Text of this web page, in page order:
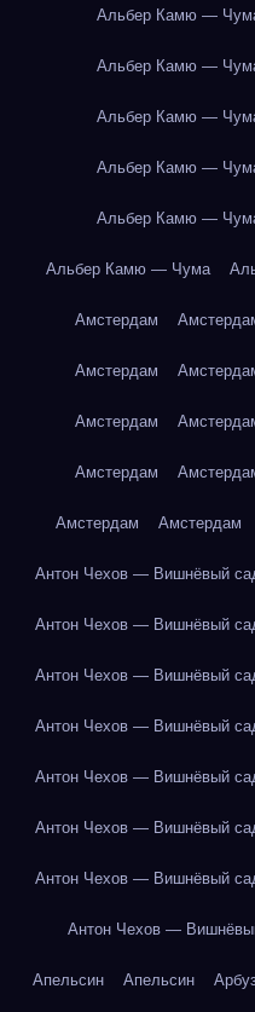
Альбер Камю —
Альбер Камю —
Альбер Камю —
Альбер Камю —
Альбер Камю —
Альбер Камю — Чума
Амстердам
Амстердам
Амстердам
Амстердам
Амстердам Амстердам
Антон Чехов — Вишнёвый
Антон Чехов — Вишнёвый
Антон Чехов — Вишнёвый
Антон Чехов — Вишнёвый
Антон Чехов — Вишнёвый
Антон Чехов — Вишнёвый
Антон Чехов — Вишнёвый
Антон Чехов —
Апельсин Апельсин